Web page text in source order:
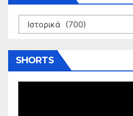
Kατηγορίες
SHORTS